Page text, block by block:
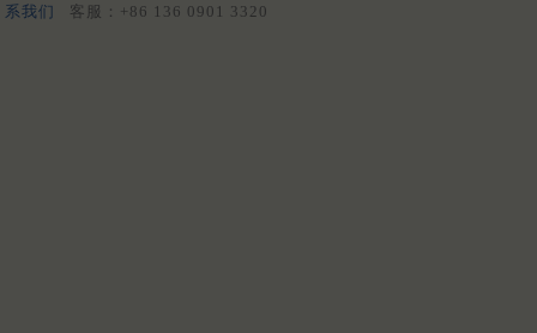
系我们
客服：+86 136 0901 3320